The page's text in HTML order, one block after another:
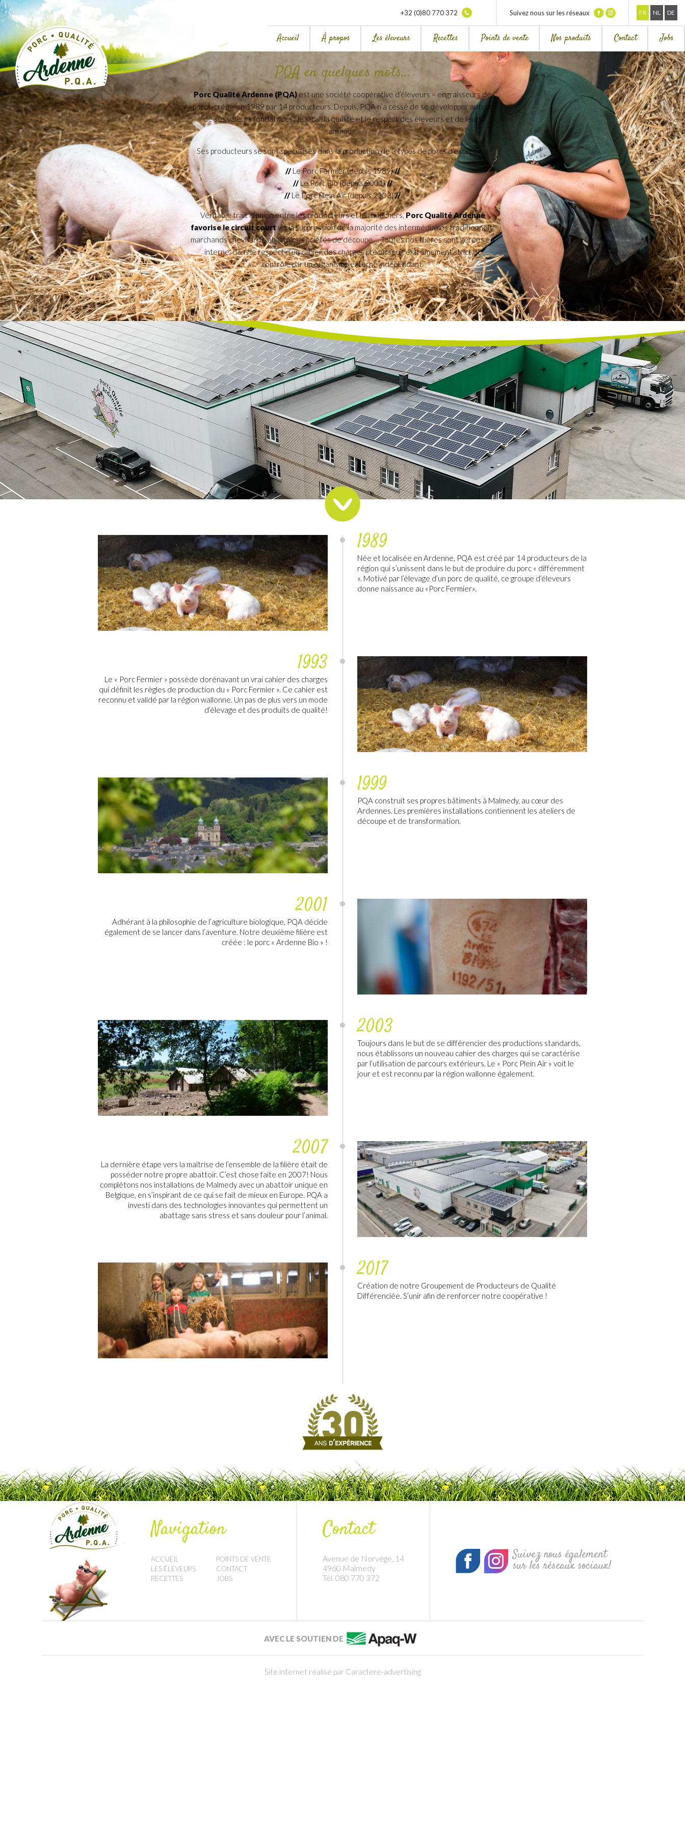
+32 (0)80 770 372 Suivez nous sur les réseaux FR NL DE
Accueil À propos Les éleveurs Recettes Points de vente Nos produits Contact Jobs
PQA en quelques mots…
Porc Qualité Ardenne (PQA)est une société coopérative d’éleveurs – engraisseurs de
porcs, créée en 1989 par 14 producteurs. Depuis, PQA n’a cessé de se développer autour
de ses valeurs fondatrices : le local, la qualité et le respect des éleveurs et de leurs
animaux.
Ses producteurs se sont spécialisés dans la production de 3 types de porcs d’exception:
//Le Porc Fermier (depuis 1989)//
//Le Porc Bio (depuis 2001)//
//Le Porc Plein Air (depuis 2003)//
Véritable trait d’union entre les producteurs et les bouchers,Porc Qualité Ardenne
favorise le circuit courtvia la suppression de la majorité des intermédiaires traditionnels:
marchands chevillards, abattoirs, sociétés de découpe,… Toutes nos filières sont gérées en
interne, dans le respect d’un cahier des charges précurseur, extrêmement strict et
contrôlé par un organisme externe indépendant.
1989
Née et localisée en Ardenne, PQA est créé par 14 producteurs de la
région qui s’unissent dans le but de produire du porc « différemment
». Motivé par l’élevage d’un porc de qualité, ce groupe d’éleveurs
donne naissance au «Porc Fermier».
1993
Le « Porc Fermier » possède dorénavant un vrai cahier des charges
qui définit les règles de production du « Porc Fermier ». Ce cahier est
reconnu et validé par la région wallonne. Un pas de plus vers un mode
d’élevage et des produits de qualité!
1999
PQA construit ses propres bâtiments à Malmedy, au cœur des
Ardennes. Les premières installations contiennent les ateliers de
découpe et de transformation.
2001
Adhérant à la philosophie de l’agriculture biologique, PQA décide
également de se lancer dans l’aventure. Notre deuxième filière est
créée : le porc « Ardenne Bio » !
2003
Toujours dans le but de se différencier des productions standards,
nous établissons un nouveau cahier des charges qui se caractérise
par l’utilisation de parcours extérieurs. Le « Porc Plein Air » voit le
jour et est reconnu par la région wallonne également.
2007
La dernière étape vers la maîtrise de l’ensemble de la filière était de
posséder notre propre abattoir. C’est chose faite en 2007! Nous
complétons nos installations de Malmedy avec un abattoir unique en
Belgique, en s’inspirant de ce qui se fait de mieux en Europe. PQA a
investi dans des technologies innovantes qui permettent un
abattage sans stress et sans douleur pour l’animal.
2017
Création de notre Groupement de Producteurs de Qualité
Différenciée. S’unir afin de renforcer notre coopérative !
Navigation
ACCUEIL
LES ÉLEVEURS
RECETTES
POINTS DE VENTE
CONTACT
JOBS
Contact
Avenue de Norvège, 14
4960 Malmedy
Tél. 080 770 372
Suivez nous également
sur les réseaux sociaux!
AVEC LE SOUTIEN DE
Site internet réalisé par Caractere-advertising